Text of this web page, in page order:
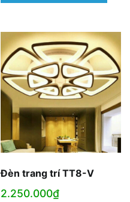
Đèn trang trí TT8-V
2.250.000₫